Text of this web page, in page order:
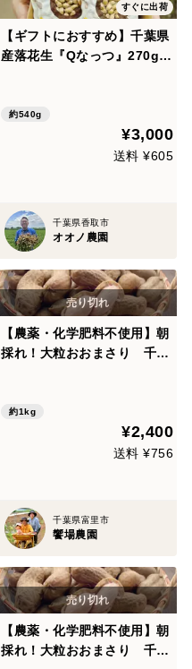
すぐに出荷
【ギフトにおすすめ】千葉県
産落花生『Qなっつ』270g×
約540g
¥3,000
送料 ¥605
千葉県香取市
オオノ農園
【農薬・化学肥料不使用】朝
採れ！大粒おおまさり 千葉
約1kg
¥2,400
送料 ¥756
千葉県富里市
饗場農園
【農薬・化学肥料不使用】朝
採れ！大粒おおまさり 千葉